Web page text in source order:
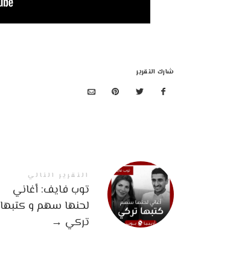
شارك التقرير
التقرير التالي
توب فايف: أغاني
لحنها سهم و كتبها
تركي →